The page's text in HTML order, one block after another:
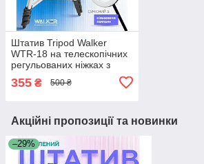
Штатив Tripod Walker
WTR-18 на телескопічних
регульованих ніжках з
тринога, селфі 1м чорний
355 ₴ 500 ₴
Акційні пропозиції та новинки
–29%